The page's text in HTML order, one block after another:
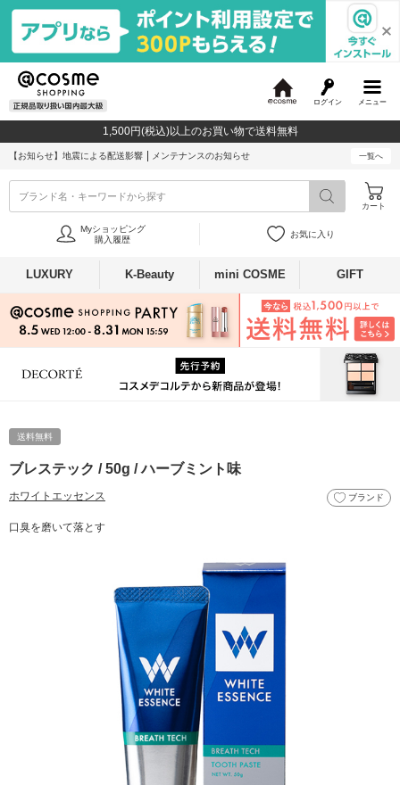
メニュー
ログイン
c
o
1,500円(税込)以上のお買い物で送料無料
【お知らせ】 地震による配送影響 メンテナンスのお知らせ 一覧へ
ブランド名・キーワードから探す
カート
Myショッピング
購入履歴
お気に入り
LUXURY K-Beauty mini COSME GIFT
送料無料
ブレステック / 50g / ハーブミント味
ホワイトエッセンス ブランド
口臭を磨いて落とす